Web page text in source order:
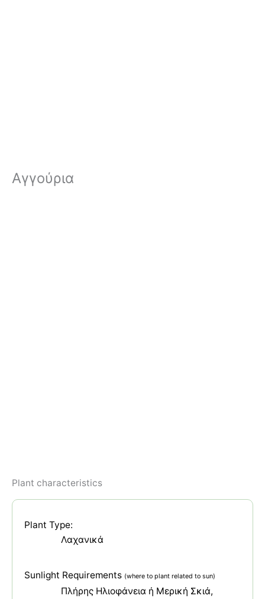
Αγγούρια
Plant characteristics
Plant Type:
Λαχανικά
Sunlight Requirements (where to plant related to sun)
Πλήρης Ηλιοφάνεια ή Μερική Σκιά